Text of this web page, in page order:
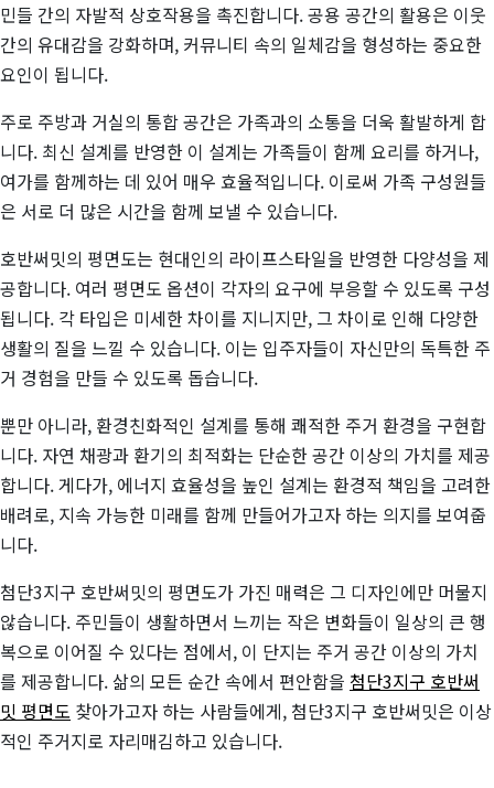
민들 간의 자발적 상호작용을 촉진합니다. 공용 공간의 활용은 이웃
간의 유대감을 강화하며, 커뮤니티 속의 일체감을 형성하는 중요한
요인이 됩니다.
주로 주방과 거실의 통합 공간은 가족과의 소통을 더욱 활발하게 합
니다. 최신 설계를 반영한 이 설계는 가족들이 함께 요리를 하거나,
여가를 함께하는 데 있어 매우 효율적입니다. 이로써 가족 구성원들
은 서로 더 많은 시간을 함께 보낼 수 있습니다.
호반써밋의 평면도는 현대인의 라이프스타일을 반영한 다양성을 제
공합니다. 여러 평면도 옵션이 각자의 요구에 부응할 수 있도록 구성
됩니다. 각 타입은 미세한 차이를 지니지만, 그 차이로 인해 다양한
생활의 질을 느낄 수 있습니다. 이는 입주자들이 자신만의 독특한 주
거 경험을 만들 수 있도록 돕습니다.
뿐만 아니라, 환경친화적인 설계를 통해 쾌적한 주거 환경을 구현합
니다. 자연 채광과 환기의 최적화는 단순한 공간 이상의 가치를 제공
합니다. 게다가, 에너지 효율성을 높인 설계는 환경적 책임을 고려한
배려로, 지속 가능한 미래를 함께 만들어가고자 하는 의지를 보여줍
니다.
첨단3지구 호반써밋의 평면도가 가진 매력은 그 디자인에만 머물지
않습니다. 주민들이 생활하면서 느끼는 작은 변화들이 일상의 큰 행
복으로 이어질 수 있다는 점에서, 이 단지는 주거 공간 이상의 가치
를 제공합니다. 삶의 모든 순간 속에서 편안함을 첨단3지구 호반써
밋 평면도 찾아가고자 하는 사람들에게, 첨단3지구 호반써밋은 이상
적인 주거지로 자리매김하고 있습니다.